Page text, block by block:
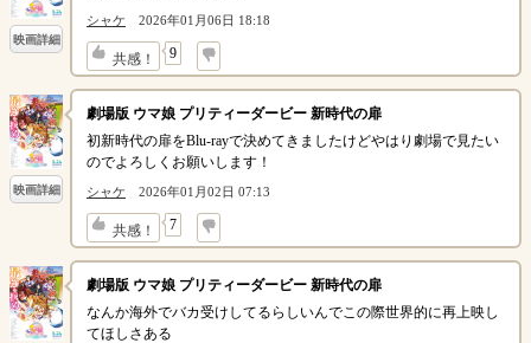
映画詳細
シャケ 2026年01月06日 18:18
共感！ 9
↓
映画詳細
劇場版 ウマ娘 プリティーダービー 新時代の扉
初新時代の扉をBlu-rayで決めてきましたけどやはり劇場で見たい
のでよろしくお願いします！
シャケ 2026年01月02日 07:13
共感！ 7
↓
劇場版 ウマ娘 プリティーダービー 新時代の扉
なんか海外でバカ受けしてるらしいんでこの際世界的に再上映し
てほしさある